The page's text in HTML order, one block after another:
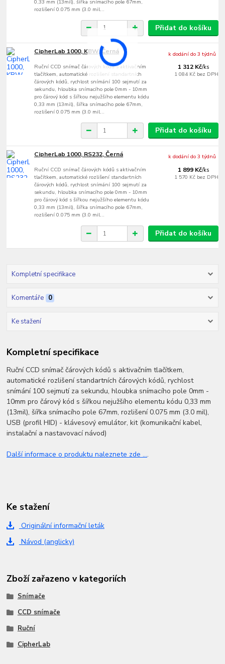
0,33 mm (13mil), šířka snímacího pole 67mm,
rozlišení 0.075 mm (3.0 mil...
Přidat do košíku
CipherLab 1000, KBW, Černá
Ruční CCD snímač čárových kódů s aktivačním
tlačítkem, automatické rozlišení standartních
čárových kódů, rychlost snímání 100 sejmutí za
sekundu, hloubka snímacího pole 0mm - 10mm
pro čárový kód s šířkou nejužšího elementu kódu
0,33 mm (13mil), šířka snímacího pole 67mm,
rozlišení 0.075 mm (3.0 mil...
1 312 Kč/ks
1 084 Kč bez DPH
k dodání do 3 týdnů
Přidat do košíku
CipherLab 1000, RS232, Černá
Ruční CCD snímač čárových kódů s aktivačním
tlačítkem, automatické rozlišení standartních
čárových kódů, rychlost snímání 100 sejmutí za
sekundu, hloubka snímacího pole 0mm - 10mm
pro čárový kód s šířkou nejužšího elementu kódu
0,33 mm (13mil), šířka snímacího pole 67mm,
rozlišení 0.075 mm (3.0 mil...
1 899 Kč/ks
1 570 Kč bez DPH
k dodání do 3 týdnů
Přidat do košíku
Kompletní specifikace
Komentáře 0
Ke stažení
Kompletní specifikace
Ruční CCD snímač čárových kódů s aktivačním tlačítkem,
automatické rozlišení standartních čárových kódů, rychlost
snímání 100 sejmutí za sekundu, hloubka snímacího pole 0mm -
10mm pro čárový kód s šířkou nejužšího elementu kódu 0,33 mm
(13mil), šířka snímacího pole 67mm, rozlišení 0.075 mm (3.0 mil),
USB (profil HID) - klávesový emulátor, kit (komunikační kabel,
instalační a nastavovací návod)
Další informace o produktu naleznete zde ....
Ke stažení
Originální informační leták
Návod (anglicky)
Zboží zařazeno v kategoriích
Snímače
CCD snímače
Ruční
CipherLab